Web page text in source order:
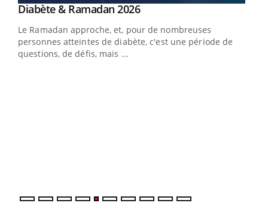
Youtube
Diabète & Ramadan 2026Youtube
Le Ramadan approche, et, pour de nombreuses
personnes atteintes de diabète, c'est une période de
questions, de défis, mais ...